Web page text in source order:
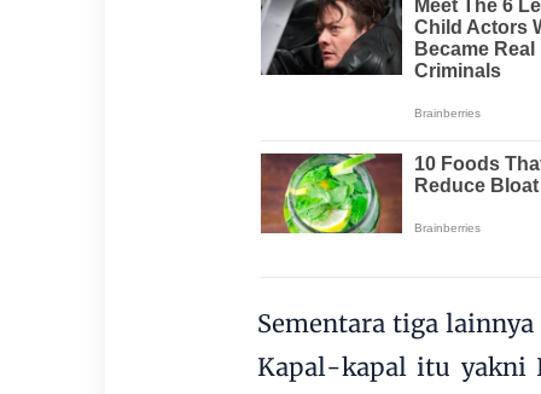
Sementara tiga
Kapal-kapal itu yakni